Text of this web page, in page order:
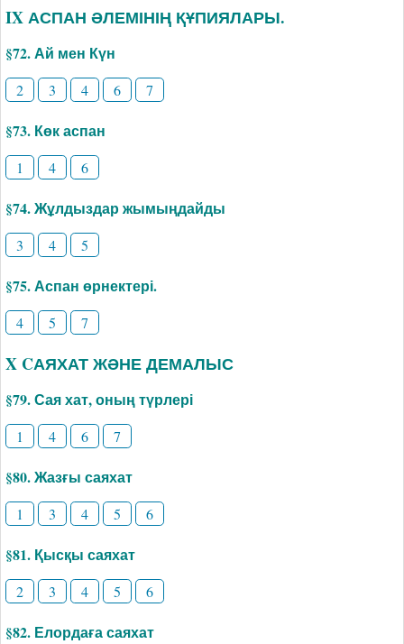
IX АСПАН ӘЛЕМІНІҢ ҚҰПИЯЛАРЫ.
§72. Ай мен Күн
2 3 4 6 7
§73. Көк аспан
1 4 6
§74. Жұлдыздар жымыңдайды
3 4 5
§75. Аспан өрнектері.
4 5 7
X CАЯХАТ ЖӘНЕ ДЕМАЛЫС
§79. Сая хат, оның түрлері
1 4 6 7
§80. Жазғы саяхат
1 3 4 5 6
§81. Қысқы саяхат
2 3 4 5 6
§82. Елордаға саяхат